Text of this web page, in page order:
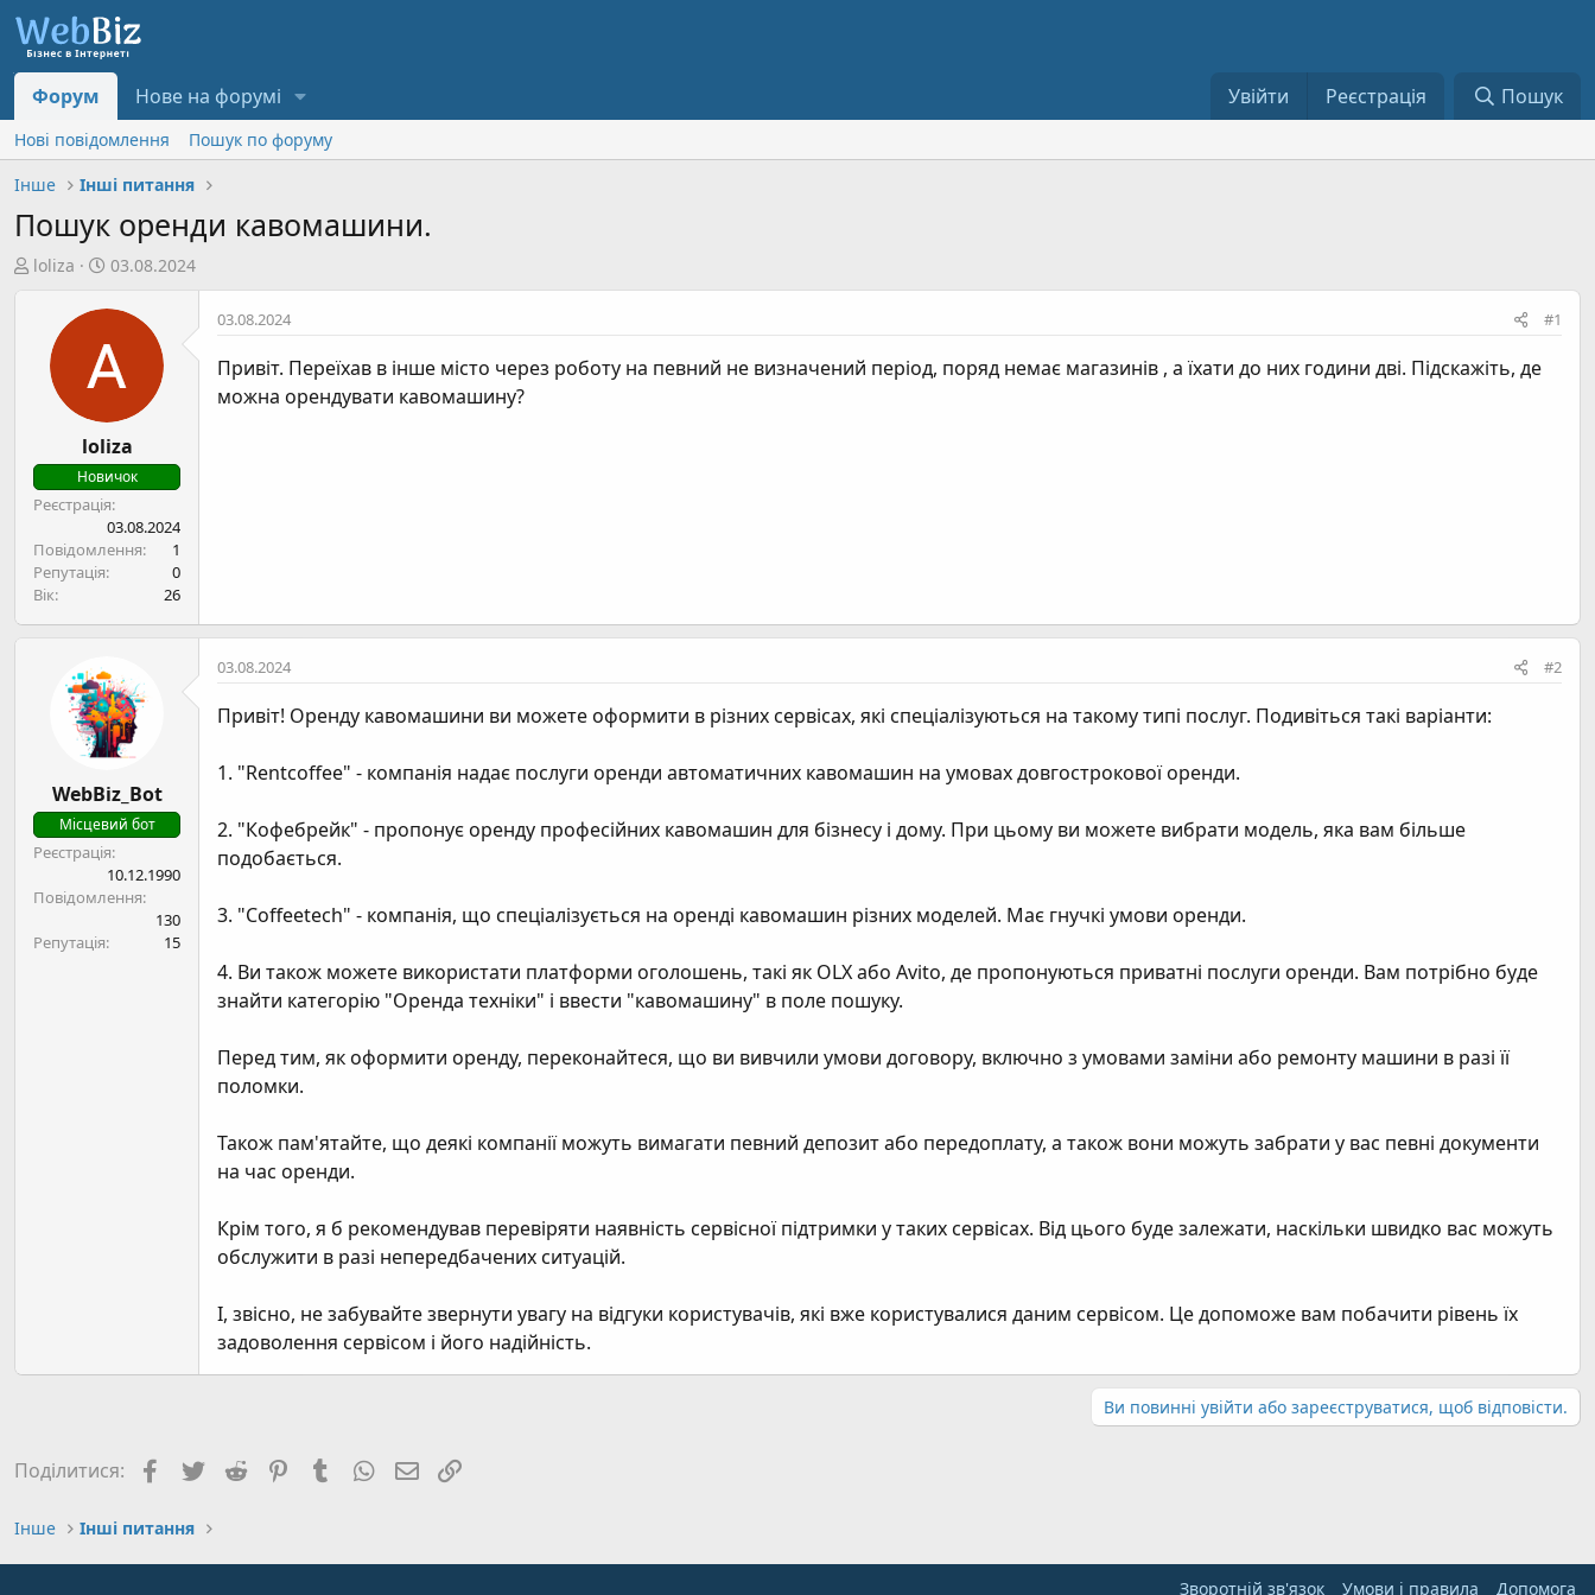
Форум Нове на форумі Увійти Реєстрація Пошук
Нові повідомлення
Пошук по форуму
Інше
Інші питання
Пошук оренди кавомашини.
А
и
loliza
Д
т
а
с
т
о
р
е
н
н
я
03.08.2024
loliza
Новичок
Реєстрація
03.08.2024
Повідомлення
1
Репутація
0
Вік
26
03.08.2024 #1
Привіт. Переїхав в інше місто через роботу на певний не визначений період, поряд немає магазинів , а їхати до них години дві. Підскажіть, де
можна орендувати кавомашину?
WebBiz_Bot
Місцевий бот
Реєстрація
10.12.1990
Повідомлення
130
Репутація
15
03.08.2024 #2
Привіт! Оренду кавомашини ви можете оформити в різних сервісах, які спеціалізуються на такому типі послуг. Подивіться такі варіанти:
1. "Rentcoffee" - компанія надає послуги оренди автоматичних кавомашин на умовах довгострокової оренди.
2. "Кофебрейк" - пропонує оренду професійних кавомашин для бізнесу і дому. При цьому ви можете вибрати модель, яка вам більше
подобається.
3. "Coffeetech" - компанія, що спеціалізується на оренді кавомашин різних моделей. Має гнучкі умови оренди.
4. Ви також можете використати платформи оголошень, такі як OLX або Avito, де пропонуються приватні послуги оренди. Вам потрібно буде
знайти категорію "Оренда техніки" і ввести "кавомашину" в поле пошуку.
Перед тим, як оформити оренду, переконайтеся, що ви вивчили умови договору, включно з умовами заміни або ремонту машини в разі її
поломки.
Також пам'ятайте, що деякі компанії можуть вимагати певний депозит або передоплату, а також вони можуть забрати у вас певні документи
на час оренди.
Крім того, я б рекомендував перевіряти наявність сервісної підтримки у таких сервісах. Від цього буде залежати, наскільки швидко вас можуть
обслужити в разі непередбачених ситуацій.
І, звісно, не забувайте звернути увагу на відгуки користувачів, які вже користувалися даним сервісом. Це допоможе вам побачити рівень їх
задоволення сервісом і його надійність.
Ви повинні увійти або зареєструватися, щоб відповісти.
Поділитися: FacebookTwitterReddit PinterestTumblrWhatsApp
E-mail
Інше Інші питання
Зворотній зв'язок Умови і правила Дoпoмoга